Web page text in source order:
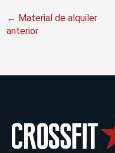
← Material de alquiler
anterior